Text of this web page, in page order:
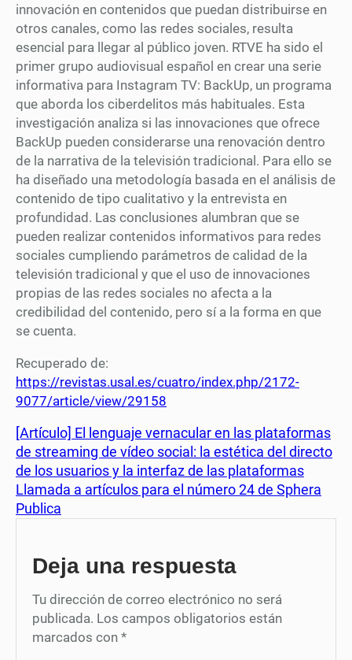
innovación en contenidos que puedan distribuirse en
otros canales, como las redes sociales, resulta
esencial para llegar al público joven. RTVE ha sido el
primer grupo audiovisual español en crear una serie
informativa para Instagram TV: BackUp, un programa
que aborda los ciberdelitos más habituales. Esta
investigación analiza si las innovaciones que ofrece
BackUp pueden considerarse una renovación dentro
de la narrativa de la televisión tradicional. Para ello se
ha diseñado una metodología basada en el análisis de
contenido de tipo cualitativo y la entrevista en
profundidad. Las conclusiones alumbran que se
pueden realizar contenidos informativos para redes
sociales cumpliendo parámetros de calidad de la
televisión tradicional y que el uso de innovaciones
propias de las redes sociales no afecta a la
credibilidad del contenido, pero sí a la forma en que
se cuenta.
Recuperado de:
https://revistas.usal.es/cuatro/index.php/2172-
9077/article/view/29158
[Artículo] El lenguaje vernacular en las plataformas
de streaming de vídeo social: la estética del directo
de los usuarios y la interfaz de las plataformas
Llamada a artículos para el número 24 de Sphera
Publica
Deja una respuesta
Tu dirección de correo electrónico no será
publicada. Los campos obligatorios están
marcados con *